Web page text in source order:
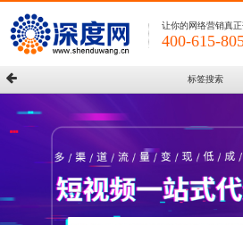
让你的网络营销真
400-615-
标签搜索